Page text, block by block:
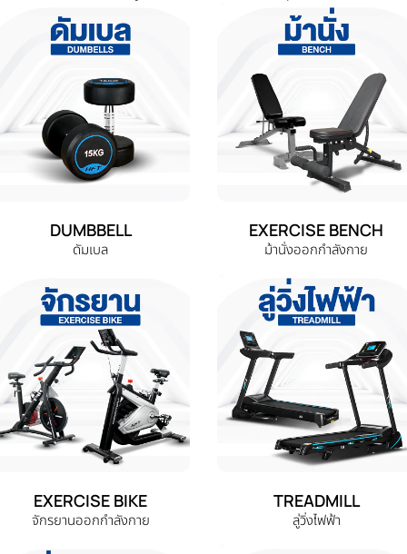
DUMBBELL
ดัมเบล
EXERCISE BENCH
ม้านั่งออกกำลังกาย
EXERCISE BIKE
จักรยานออกกำลังกาย
TREADMILL
ลู่วิ่งไฟฟ้า